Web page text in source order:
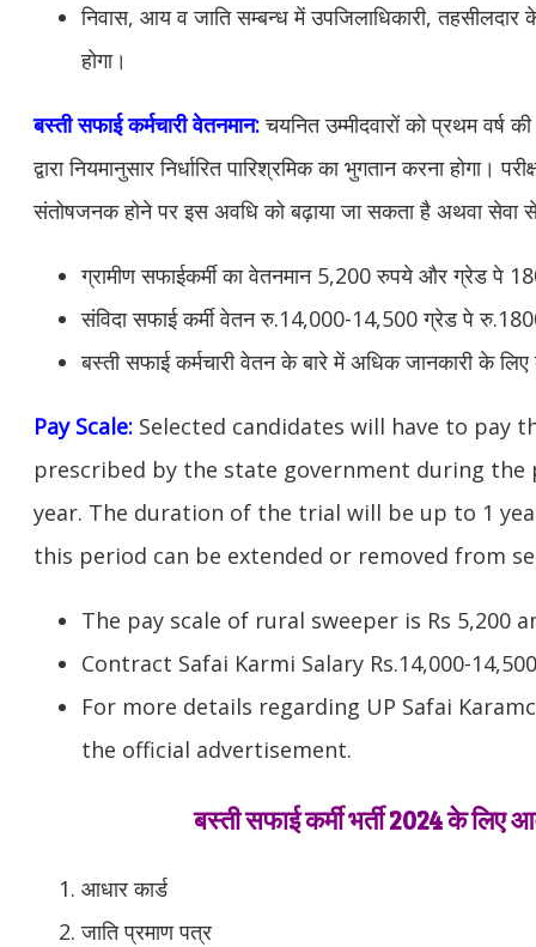
निवास, आय व जाति सम्बन्ध में उपजिलाधिकारी, तहसीलदार
होगा।
बस्ती सफाई कर्मचारी वेतनमान:चयनित उम्मीदवारों को प्रथम वर्ष
द्वारा नियमानुसार निर्धारित पारिश्रमिक का भुगतान करना होगा।
संतोषजनक होने पर इस अवधि को बढ़ाया जा सकता है अथवा सेवा
ग्रामीण सफाईकर्मी का वेतनमान 5,200 रुपये और ग्रेड पे
संविदा सफाई कर्मी वेतन रु.14,000-14,500 ग्रेड पे
बस्ती सफाई कर्मचारी वेतन के बारे में अधिक जानकारी के
Pay Scale: Selected candidates will have to pay
prescribed by the state government during
year. The duration of the trial will be up to 1
this period can be extended or removed from
The pay scale of rural sweeper is Rs 5,200
Contract Safai Karmi Salary Rs.14,000-
For more details regarding UP Safai
the official advertisement.
बस्ती सफाई कर्मी भर्ती 2024 के
आधार कार्ड
जाति प्रमाण पत्र